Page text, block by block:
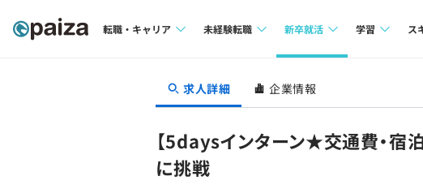
転職・キャリア
転職成功ガイド
未経験転職
求人検索
転職成功ガイド
新卒就活
本選考
インターン
学習
4択課題
ス
求人詳細 企業情報
【5daysインターン★交通費・宿
に挑戦